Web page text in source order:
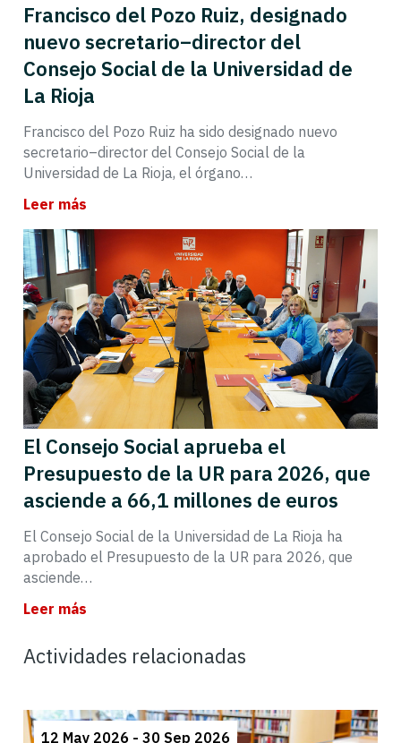
Francisco del Pozo Ruiz, designado
nuevo secretario–director del
Consejo Social de la Universidad de
La Rioja
Francisco del Pozo Ruiz ha sido designado nuevo
secretario–director del Consejo Social de la
Universidad de La Rioja, el órgano…
Leer más
El Consejo Social aprueba el
Presupuesto de la UR para 2026, que
asciende a 66,1 millones de euros
El Consejo Social de la Universidad de La Rioja ha
aprobado el Presupuesto de la UR para 2026, que
asciende…
Leer más
Actividades relacionadas
12 May 2026 - 30 Sep 2026